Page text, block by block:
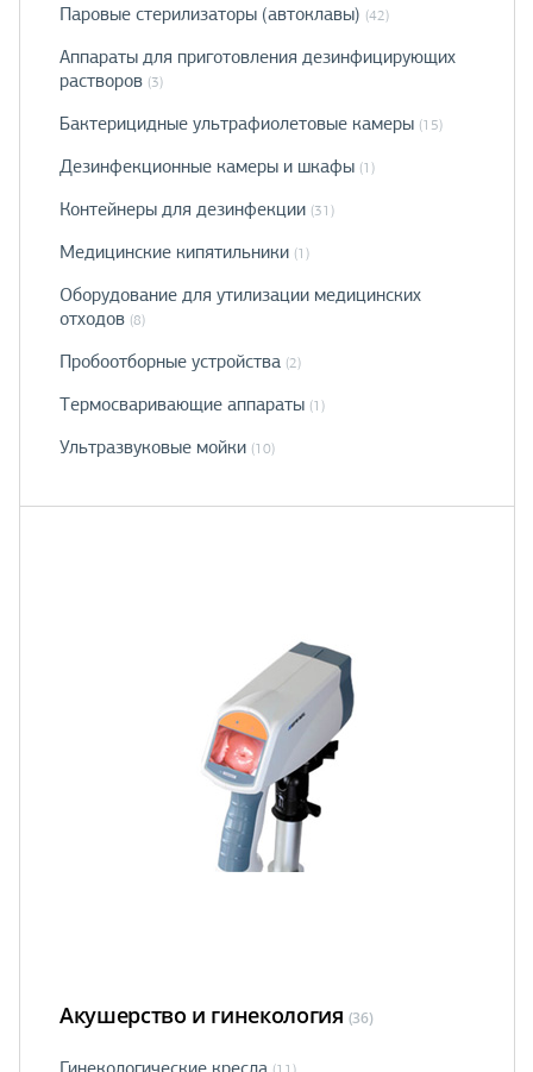
Паровые стерилизаторы (автоклавы) (42)
Аппараты для приготовления дезинфицирующих
растворов (3)
Бактерицидные ультрафиолетовые камеры (15)
Дезинфекционные камеры и шкафы (1)
Контейнеры для дезинфекции (31)
Медицинские кипятильники (1)
Оборудование для утилизации медицинских
отходов (8)
Пробоотборные устройства (2)
Термосваривающие аппараты (1)
Ультразвуковые мойки (10)
Акушерство и гинекология (36)